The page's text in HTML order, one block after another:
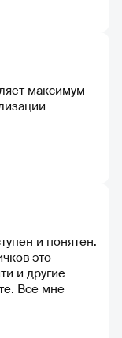
максимум
и понятен.
это
и другие
Все мне